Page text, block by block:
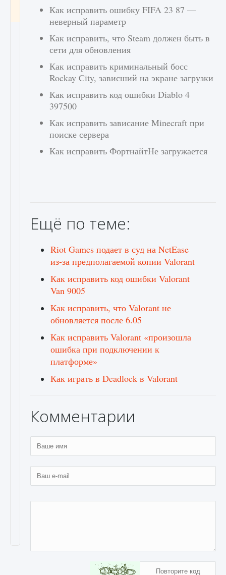
9 августа 2024 1 335 0 0
Как исправить ошибку FIFA 23 87 —
неверный параметр
Как исправить, что Steam должен быть в
сети для обновления
Как исправить криминальный босс
Rockay City, зависший на экране загрузки
Как исправить код ошибки Diablo 4
397500
Как исправить зависание Minecraft при
поиске сервера
Как исправить ФортнайтНе загружается
Ещё по теме:
Riot Games подает в суд на NetEase
из-за предполагаемой копии Valorant
Как исправить код ошибки Valorant
Van 9005
Как исправить, что Valorant не
обновляется после 6.05
Как исправить Valorant «произошла
ошибка при подключении к
платформе»
Как играть в Deadlock в Valorant
Комментарии